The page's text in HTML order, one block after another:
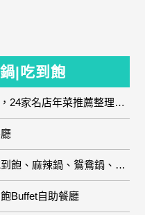
|吃到飽
2024年菜預購、年菜宅配外帶，24家名店年菜推薦整理，圍爐輕鬆上菜團圓趣
台中火鍋推薦|精選台中火鍋吃到飽、麻辣鍋、鴛鴦鍋、石頭火鍋、酸菜白肉鍋、海鮮鍋、燒酒雞、麻油雞、壽喜燒等熱門人氣火鍋店!
Buffet自助餐廳